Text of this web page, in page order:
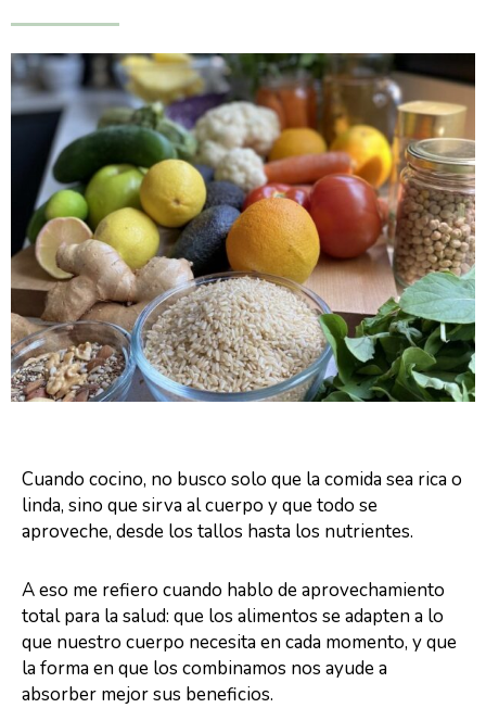
Cuando cocino, no busco solo que la comida sea rica o
linda, sino que sirva al cuerpo y que todo se
aproveche, desde los tallos hasta los nutrientes.
A eso me refiero cuando hablo de aprovechamiento
total para la salud: que los alimentos se adapten a lo
que nuestro cuerpo necesita en cada momento, y que
la forma en que los combinamos nos ayude a
absorber mejor sus beneficios.